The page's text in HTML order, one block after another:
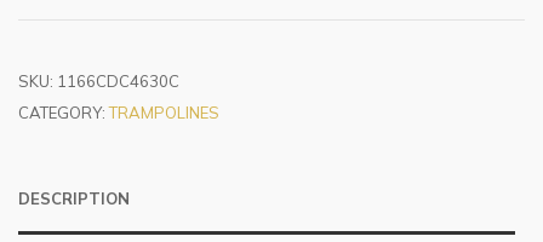
SKU: 1166CDC4630C
CATEGORY:TRAMPOLINES
DESCRIPTION